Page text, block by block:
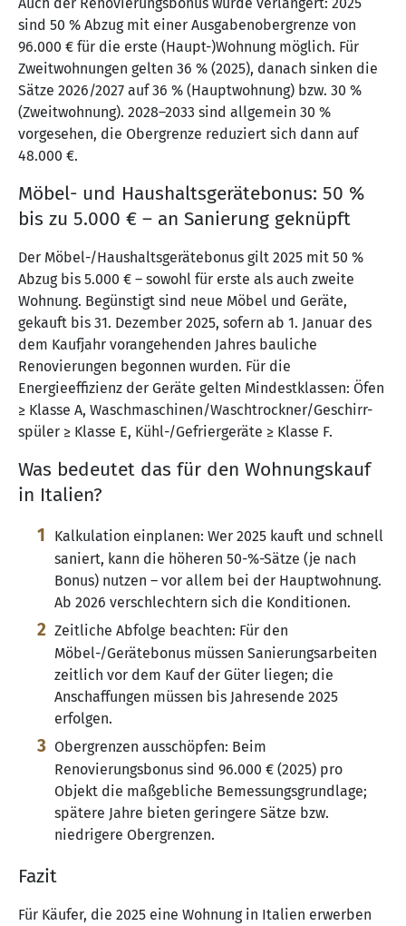
sind 50 % Abzug mit einer Ausgabenobergrenze von
96.000 € für die erste (Haupt-)Wohnung möglich. Für
Zweitwohnungen gelten 36 % (2025), danach sinken die
Sätze 2026/2027 auf 36 % (Hauptwohnung) bzw. 30 %
(Zweitwohnung). 2028–2033 sind allgemein 30 %
vorgesehen, die Obergrenze reduziert sich dann auf
48.000 €.
Möbel- und Haushaltsgerätebonus: 50 %
bis zu 5.000 € – an Sanierung geknüpft
Der Möbel-/Haushaltsgerätebonus gilt 2025 mit 50 %
Abzug bis 5.000 € – sowohl für erste als auch zweite
Wohnung. Begünstigt sind neue Möbel und Geräte,
gekauft bis 31. Dezember 2025, sofern ab 1. Januar des
dem Kaufjahr vorangehenden Jahres bauliche
Renovierungen begonnen wurden. Für die
Energieeffizienz der Geräte gelten Mindestklassen: Öfen
≥ Klasse A, Waschmaschinen/Waschtrockner/Geschirr-
spüler ≥ Klasse E, Kühl-/Gefriergeräte ≥ Klasse F.
Was bedeutet das für den Wohnungskauf
in Italien?
Kalkulation einplanen: Wer 2025 kauft und schnell
saniert, kann die höheren 50-%-Sätze (je nach
Bonus) nutzen – vor allem bei der Hauptwohnung.
Ab 2026 verschlechtern sich die Konditionen.
Zeitliche Abfolge beachten: Für den
Möbel-/Gerätebonus müssen Sanierungsarbeiten
zeitlich vor dem Kauf der Güter liegen; die
Anschaffungen müssen bis Jahresende 2025
erfolgen.
Obergrenzen ausschöpfen: Beim
Renovierungsbonus sind 96.000 € (2025) pro
Objekt die maßgebliche Bemessungsgrundlage;
spätere Jahre bieten geringere Sätze bzw.
niedrigere Obergrenzen.
Fazit
Für Käufer, die 2025 eine Wohnung in Italien erwerben